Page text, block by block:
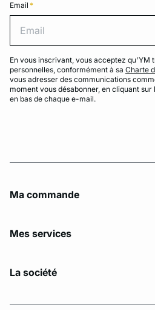
Email *
En vous inscrivant, vous acceptez qu'YM
personnelles, conformément à sa Charte
vous adresser des communications
moment vous désabonner, en cliquant
en bas de chaque e-mail.
Ma commande
Mes services
La société